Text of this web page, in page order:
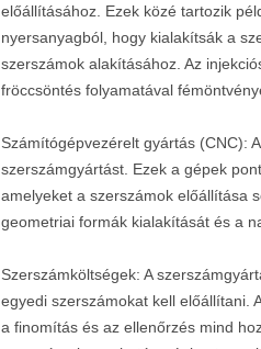
előállításához. Ezek közé tartozik
nyersanyagból, hogy kialakítsák a
szerszámok alakításához. Az
fröccsöntés folyamatával
Számítógépvezérelt gyártás (CNC):
szerszámgyártást. Ezek a gépek
amelyeket a szerszámok előállítása
geometriai formák kialakítását és a
Szerszámköltségek: A
egyedi szerszámokat kell előállítani.
a finomítás és az ellenőrzés mind